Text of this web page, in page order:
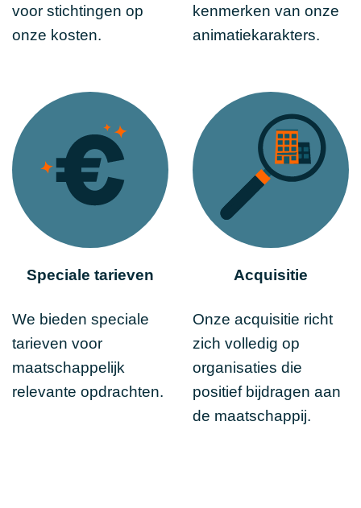
voor stichtingen op
onze kosten.
kenmerken van onze
animatiekarakters.
Speciale tarieven
We bieden speciale
tarieven voor
maatschappelijk
relevante opdrachten.
Acquisitie
Onze acquisitie richt
zich volledig op
organisaties die
positief bijdragen aan
de maatschappij.